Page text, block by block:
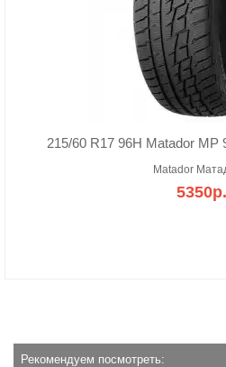
215/60 R17 96H Matador MP
Matador
5350р.
Рекомендуем посмотреть: